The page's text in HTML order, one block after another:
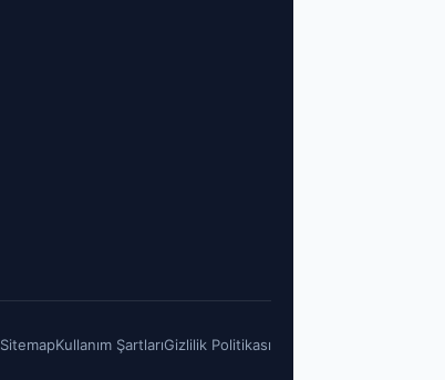
SitemapKullanım ŞartlarıGizlilik Politikası